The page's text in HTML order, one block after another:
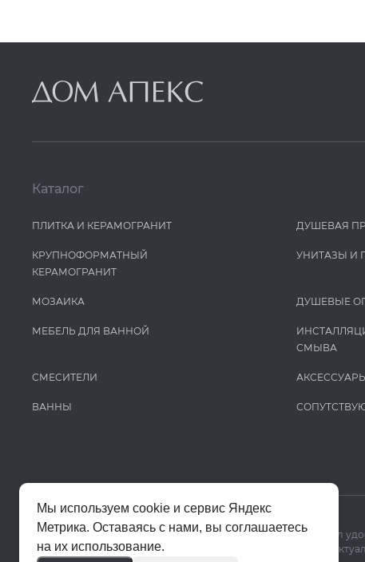
Каталог
ПЛИТКА И КЕРАМОГРАНИТ
КРУПНОФОРМАТНЫЙ
КЕРАМОГРАНИТ
МОЗАИКА
МЕБЕЛЬ ДЛЯ ВАННОЙ
СМЕСИТЕЛИ
ВАННЫ
ДУШЕВАЯ
УНИТАЗЫ И
ДУШЕВЫЕ
СМЫВА
Мы используем cookie и Яндекс Метрику, чтобы сайт работал
Цены на сайте помогают ориентироваться в ассортименте.
Мы используем cookie и сервис Яндекс
Метрика. Оставаясь с нами, вы соглашаетесь
на их использование.